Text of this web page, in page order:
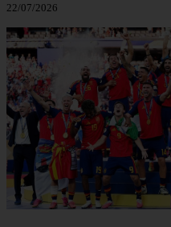
22/07/2026